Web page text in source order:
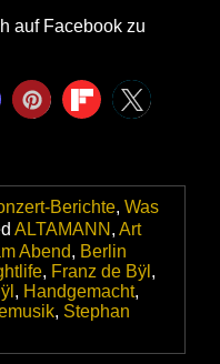
auf Facebook zu
Berichte, Was
ALTAMANN , Art
Abend, Berlin
, Franz de Bÿl ,
, Handgemacht,
, Stephan